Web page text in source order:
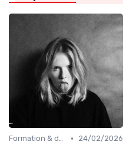
Formation & développement du leadership •
24/02/2026